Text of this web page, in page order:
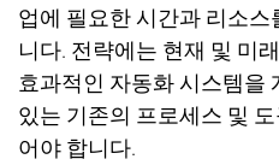
업에 필요한 시간과 리소스
니다. 전략에는 현재 및 미
효과적인 자동화 시스템을
있는 기존의 프로세스 및
어야 합니다.